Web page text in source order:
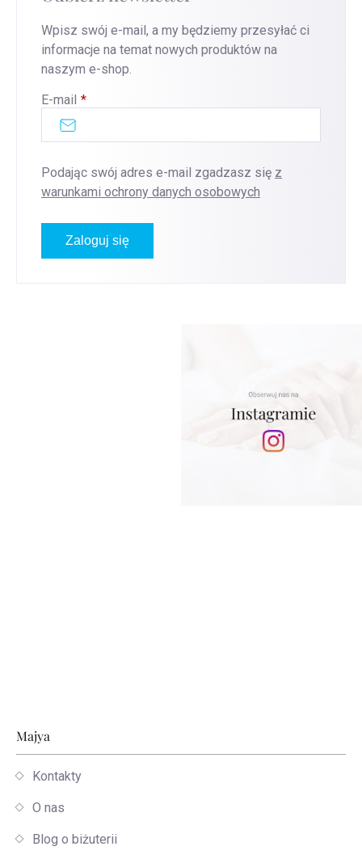
Wpisz swój e-mail, a my będziemy przesyłać ci
informacje na temat nowych produktów na
naszym e-shop.
E-mail
Podając swój adres e-mail zgadzasz się z
warunkami ochrony danych osobowych
Zaloguj się
Stopka
Majya
Kontakty
O nas
Blog o biżuterii